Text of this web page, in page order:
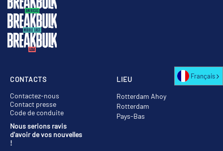
LIEU
Rotterdam Ahoy
Rotterdam
Pays-Bas
CONTACTS
Contactez-nous
Contact presse
Code de conduite
Nous serions ravis
d'avoir de vos nouvelles
!
Français